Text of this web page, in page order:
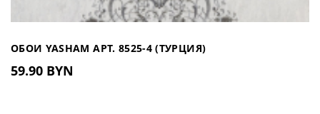
ОБОИ YASHAM АРТ. 8525-4 (ТУРЦИЯ)
59.90 BYN